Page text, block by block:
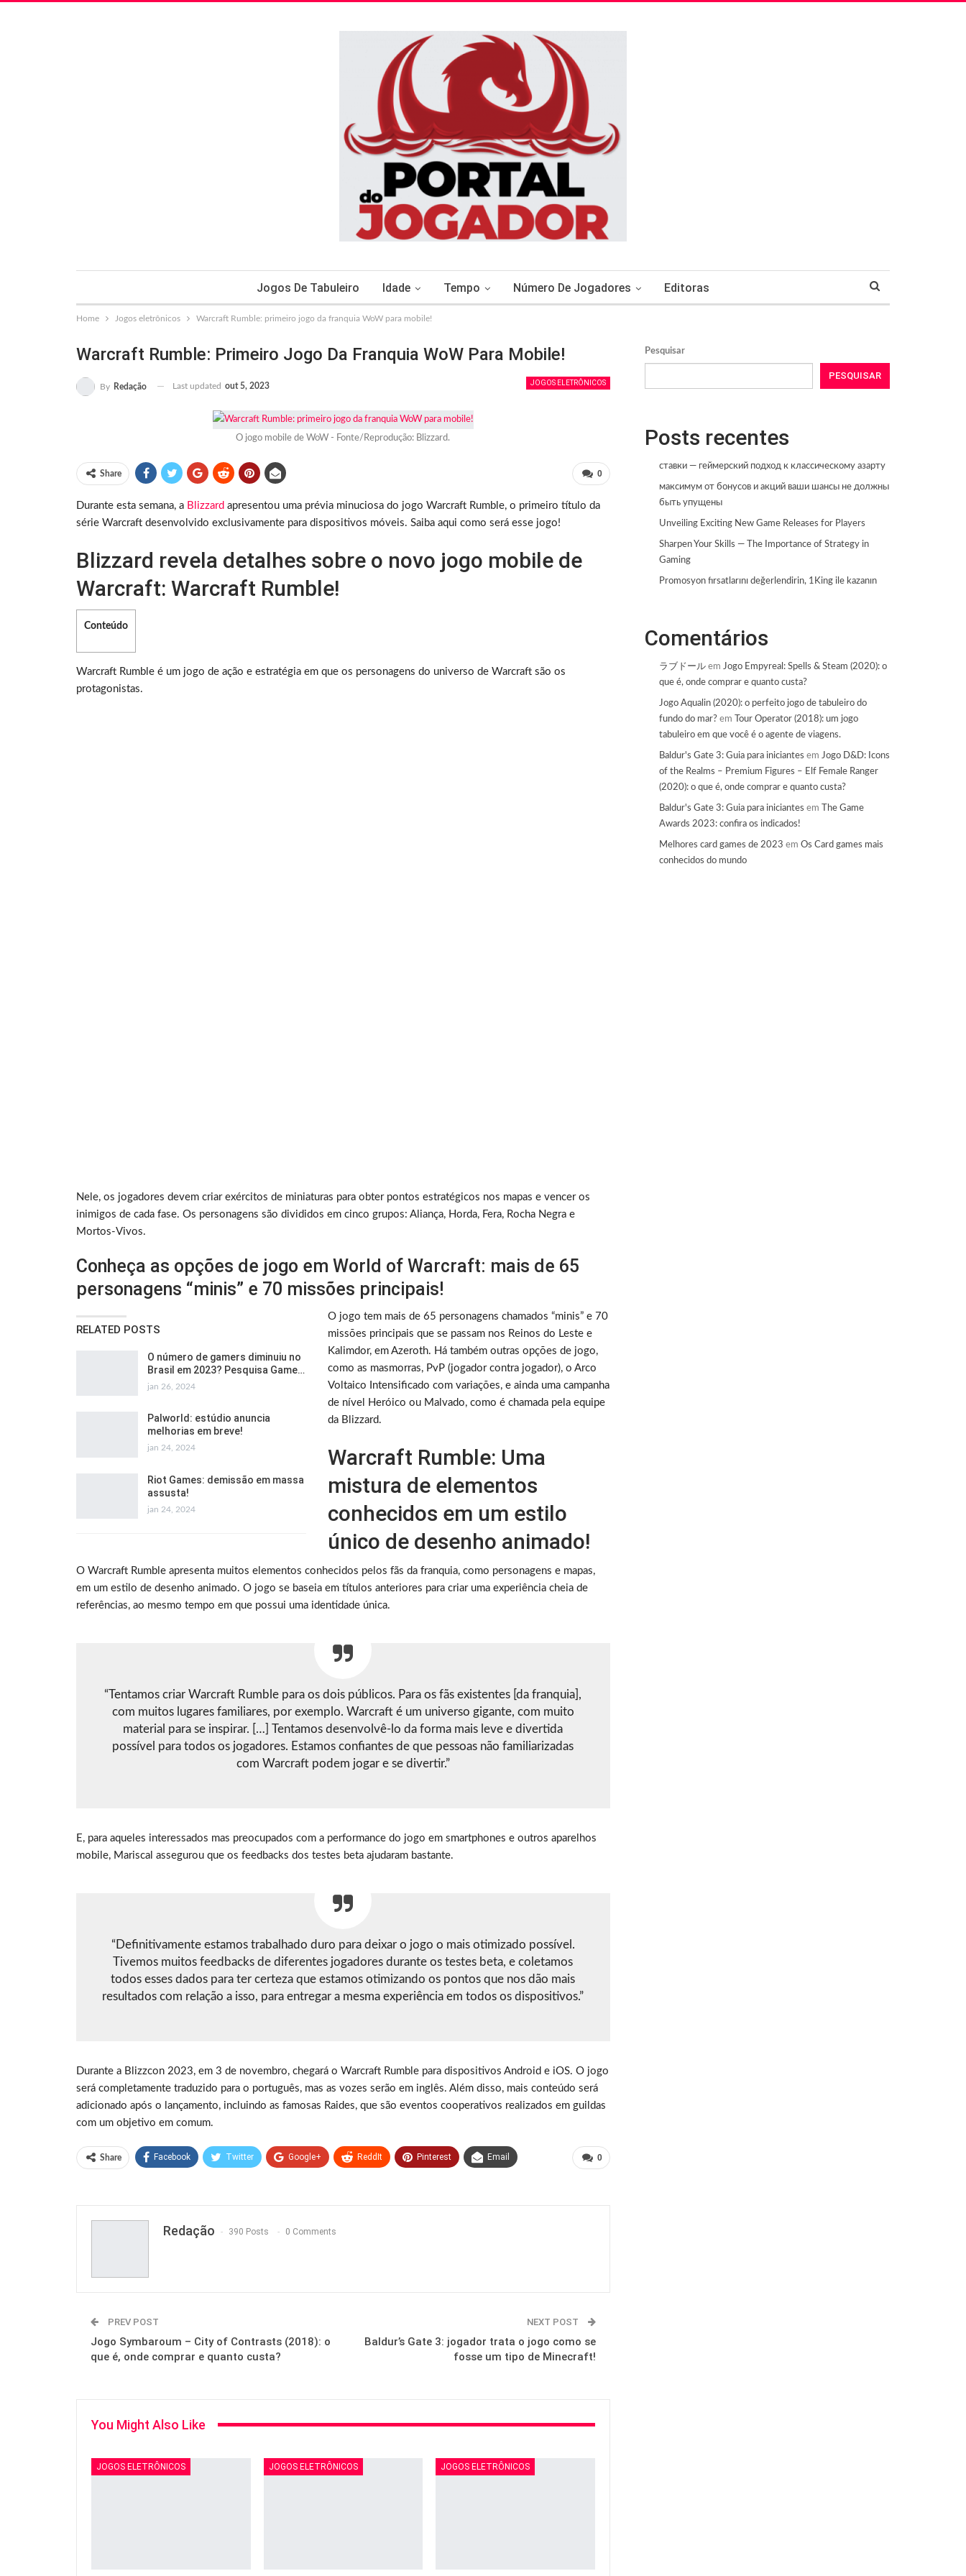
Jogos De Tabuleiro Idade Tempo Número De Jogadores Editoras
Home Jogos eletrônicos Warcraft Rumble: primeiro jogo da franquia WoW para mobile!
Warcraft Rumble: Primeiro Jogo Da Franquia WoW Para Mobile!
JOGOS ELETRÔNICOS
By Redação Last updated out 5, 2023
O jogo mobile de WoW - Fonte/Reprodução: Blizzard.
0
Share
Durante esta semana, a Blizzard apresentou uma prévia minuciosa do jogo Warcraft Rumble, o primeiro título da
série Warcraft desenvolvido exclusivamente para dispositivos móveis. Saiba aqui como será esse jogo!
Blizzard revela detalhes sobre o novo jogo mobile de
Warcraft: Warcraft Rumble!
Conteúdo
Warcraft Rumble é um jogo de ação e estratégia em que os personagens do universo de Warcraft são os
protagonistas.
Nele, os jogadores devem criar exércitos de miniaturas para obter pontos estratégicos nos mapas e vencer os
inimigos de cada fase. Os personagens são divididos em cinco grupos: Aliança, Horda, Fera, Rocha Negra e
Mortos-Vivos.
Conheça as opções de jogo em World of Warcraft: mais de 65
personagens “minis” e 70 missões principais!
RELATED POSTS
O número de gamers diminuiu no
Brasil em 2023? Pesquisa Game…
jan 26, 2024
Palworld: estúdio anuncia
melhorias em breve!
jan 24, 2024
Riot Games: demissão em massa
assusta!
jan 24, 2024
O jogo tem mais de 65 personagens chamados “minis” e 70
missões principais que se passam nos Reinos do Leste e
Kalimdor, em Azeroth. Há também outras opções de jogo,
como as masmorras, PvP (jogador contra jogador), o Arco
Voltaico Intensificado com variações, e ainda uma campanha
de nível Heróico ou Malvado, como é chamada pela equipe
da Blizzard.
Warcraft Rumble: Uma
mistura de elementos
conhecidos em um estilo
único de desenho animado!
O Warcraft Rumble apresenta muitos elementos conhecidos pelos fãs da franquia, como personagens e mapas,
em um estilo de desenho animado. O jogo se baseia em títulos anteriores para criar uma experiência cheia de
referências, ao mesmo tempo em que possui uma identidade única.
“Tentamos criar Warcraft Rumble para os dois públicos. Para os fãs existentes [da franquia],
com muitos lugares familiares, por exemplo. Warcraft é um universo gigante, com muito
material para se inspirar. […] Tentamos desenvolvê-lo da forma mais leve e divertida
possível para todos os jogadores. Estamos confiantes de que pessoas não familiarizadas
com Warcraft podem jogar e se divertir.”
E, para aqueles interessados mas preocupados com a performance do jogo em smartphones e outros aparelhos
mobile, Mariscal assegurou que os feedbacks dos testes beta ajudaram bastante.
“Definitivamente estamos trabalhado duro para deixar o jogo o mais otimizado possível.
Tivemos muitos feedbacks de diferentes jogadores durante os testes beta, e coletamos
todos esses dados para ter certeza que estamos otimizando os pontos que nos dão mais
resultados com relação a isso, para entregar a mesma experiência em todos os dispositivos.”
Durante a Blizzcon 2023, em 3 de novembro, chegará o Warcraft Rumble para dispositivos Android e iOS. O jogo
será completamente traduzido para o português, mas as vozes serão em inglês. Além disso, mais conteúdo será
adicionado após o lançamento, incluindo as famosas Raides, que são eventos cooperativos realizados em guildas
com um objetivo em comum.
0
Share Facebook Twitter Google+ ReddIt Pinterest Email
Redação 390 Posts 0 Comments
PREV POST
Jogo Symbaroum – City of Contrasts (2018): o
que é, onde comprar e quanto custa?
NEXT POST
Baldur’s Gate 3: jogador trata o jogo como se
fosse um tipo de Minecraft!
You Might Also Like
JOGOS ELETRÔNICOS JOGOS ELETRÔNICOS JOGOS ELETRÔNICOS
Pesquisar
PESQUISAR
Posts recentes
ставки — геймерский подход к классическому азарту
максимум от бонусов и акций ваши шансы не должны
быть упущены
Unveiling Exciting New Game Releases for Players
Sharpen Your Skills — The Importance of Strategy in
Gaming
Promosyon fırsatlarını değerlendirin, 1King ile kazanın
Comentários
ラブドールem Jogo Empyreal: Spells & Steam (2020): o
que é, onde comprar e quanto custa?
Jogo Aqualin (2020): o perfeito jogo de tabuleiro do
fundo do mar?em
Tour Operator (2018): um jogo
tabuleiro em que você é o agente de viagens.
Baldur's Gate 3: Guia para iniciantes em Jogo D&D: Icons
of the Realms – Premium Figures – Elf Female Ranger
(2020): o que é, onde comprar e quanto custa?
Baldur's Gate 3: Guia para iniciantes em
The Game
Awards 2023: confira os indicados!
Melhores card games de 2023 em Os Card games mais
conhecidos do mundo